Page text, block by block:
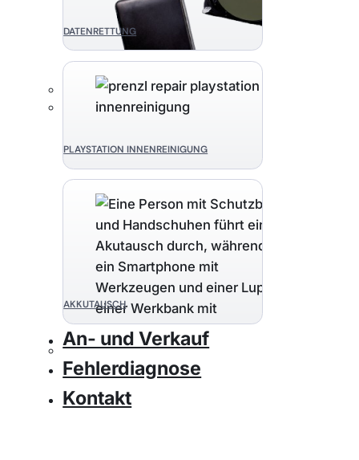
DATENRETTUNG
PLAYSTATION INNENREINIGUNG
AKKUTAUSCH
An- und Verkauf
Fehlerdiagnose
Kontakt